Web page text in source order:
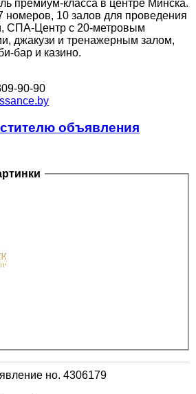
премиум-класса в центре Минска.
номеров, 10 залов для проведения
СПА-Центр с 20-метровым
джакузи и тренажерным залом,
бар и казино.
90-90
объявления
но. 4306179